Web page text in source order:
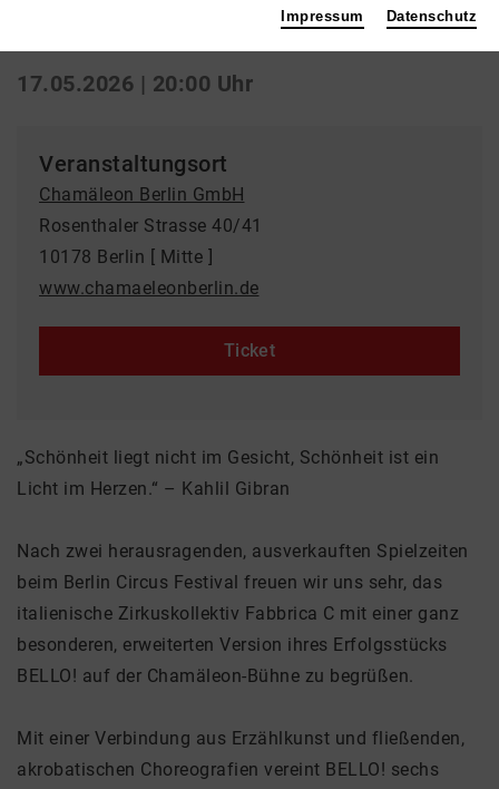
17.05.2026 | 20:00 Uhr
Veranstaltungsort
Chamäleon Berlin GmbH
Rosenthaler Strasse 40/41
10178 Berlin [ Mitte ]
www.chamaeleonberlin.de
Ticket
„Schönheit liegt nicht im Gesicht, Schönheit ist ein
Licht im Herzen.“ – Kahlil Gibran
Nach zwei herausragenden, ausverkauften Spielzeiten
beim Berlin Circus Festival freuen wir uns sehr, das
italienische Zirkuskollektiv Fabbrica C mit einer ganz
besonderen, erweiterten Version ihres Erfolgsstücks
BELLO! auf der Chamäleon-Bühne zu begrüßen.
Mit einer Verbindung aus Erzählkunst und fließenden,
akrobatischen Choreografien vereint BELLO! sechs
Impressum Datenschutz